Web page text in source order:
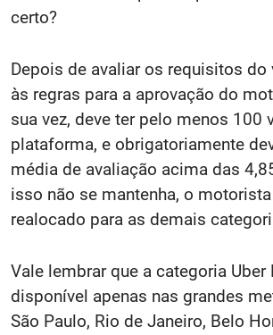
certo?
Depois de avaliar os requisitos do
às regras para a aprovação do
sua vez, deve ter pelo menos 100
plataforma, e obrigatoriamente
média de avaliação acima das
isso não se mantenha, o
realocado para as demais
Vale lembrar que a categoria Uber
disponível apenas nas grandes
São Paulo, Rio de Janeiro, Belo